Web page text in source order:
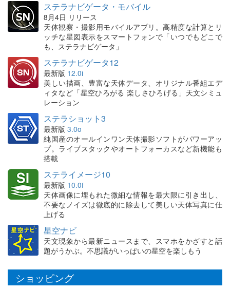
ステラナビゲータ・モバイル
8月4日 リリース
天体観察・撮影用モバイルアプリ。高精度な計算とリ
ッチな星図表示をスマートフォンで「いつでもどこで
も、ステラナビゲータ」
ステラナビゲータ12
最新版 12.0i
美しい描画、豊富な天体データ、オリジナル番組エデ
ィタなど「星空ひろがる 楽しさひろげる」天文シミュ
レーション
ステラショット3
最新版 3.0o
純国産のオールインワン天体撮影ソフトがパワーアッ
プ。ライブスタックやオートフォーカスなど新機能も
搭載
ステライメージ10
最新版 10.0f
天体画像に埋もれた微細な情報を最大限に引き出し、
不要なノイズは徹底的に除去して美しい天体写真に仕
上げる
星空ナビ
天文現象から最新ニュースまで、スマホをかざすと話
題がうかぶ。不思議がいっぱいの星空を楽しもう
ショッピング